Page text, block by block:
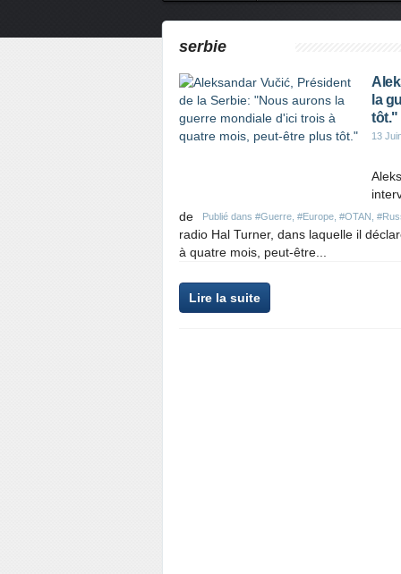
serbie
la
tôt."
13
Publié dans #Guerre #Europe #OTAN
de
radio Hal Turner, dans laquelle il
à quatre mois, peut-être...
Lire la suite